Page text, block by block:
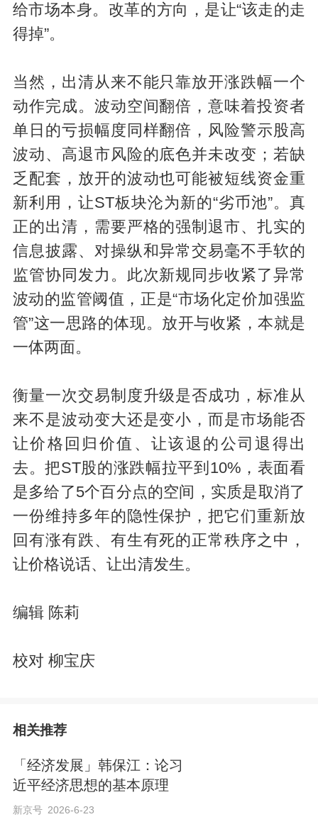
给市场本身。改革的方向，是让“该走的走
得掉”。
当然，出清从来不能只靠放开涨跌幅一个
动作完成。波动空间翻倍，意味着投资者
单日的亏损幅度同样翻倍，风险警示股高
波动、高退市风险的底色并未改变；若缺
乏配套，放开的波动也可能被短线资金重
新利用，让ST板块沦为新的“劣币池”。真
正的出清，需要严格的强制退市、扎实的
信息披露、对操纵和异常交易毫不手软的
监管协同发力。此次新规同步收紧了异常
波动的监管阈值，正是“市场化定价加强监
管”这一思路的体现。放开与收紧，本就是
一体两面。
衡量一次交易制度升级是否成功，标准从
来不是波动变大还是变小，而是市场能否
让价格回归价值、让该退的公司退得出
去。把ST股的涨跌幅拉平到10%，表面看
是多给了5个百分点的空间，实质是取消了
一份维持多年的隐性保护，把它们重新放
回有涨有跌、有生有死的正常秩序之中，
让价格说话、让出清发生。
编辑 陈莉
校对 柳宝庆
相关推荐
「经济发展」韩保江：论习
近平经济思想的基本原理
新京号 2026-6-23